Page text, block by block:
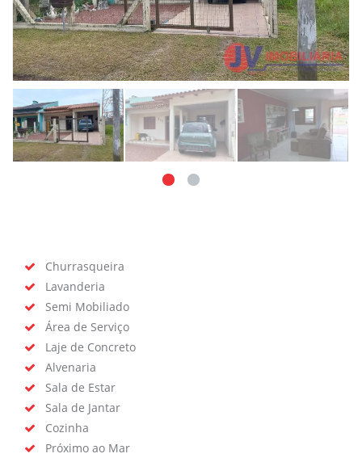
Churrasqueira
Lavanderia
Semi Mobiliado
Área de Serviço
Laje de Concreto
Alvenaria
Sala de Estar
Sala de Jantar
Cozinha
Próximo ao Mar